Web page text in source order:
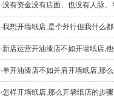
·没有资金没有店面、也没有人脉
·我想开墙纸店,是个外行但我什么
·新店运营开油漆店不如开墙纸店,
·单开油漆店不如并肩开墙纸店,那
·怎样开墙纸店,那么开墙纸店的步